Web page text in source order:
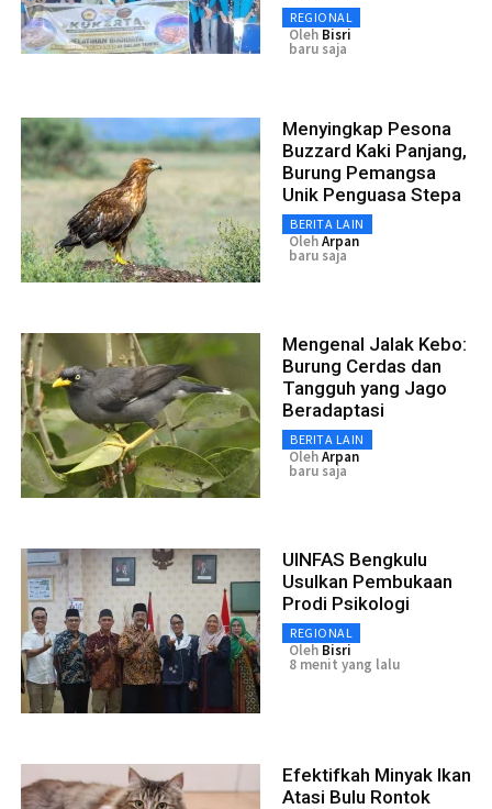
REGIONAL
Oleh Bisri
baru saja
Menyingkap Pesona
Buzzard Kaki Panjang,
Burung Pemangsa
Unik Penguasa Stepa
BERITA LAIN
OlehArpan
baru saja
Mengenal Jalak Kebo:
Burung Cerdas dan
Tangguh yang Jago
Beradaptasi
BERITA LAIN
OlehArpan
baru saja
UINFAS Bengkulu
Usulkan Pembukaan
Prodi Psikologi
REGIONAL
Oleh Bisri
8 menit yang lalu
Efektifkah Minyak Ikan
Atasi Bulu Rontok